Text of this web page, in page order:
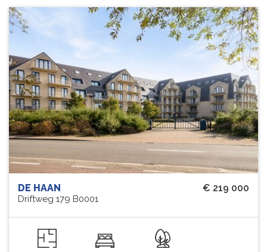
€ 219 000
DE HAAN
Driftweg 179 B0001